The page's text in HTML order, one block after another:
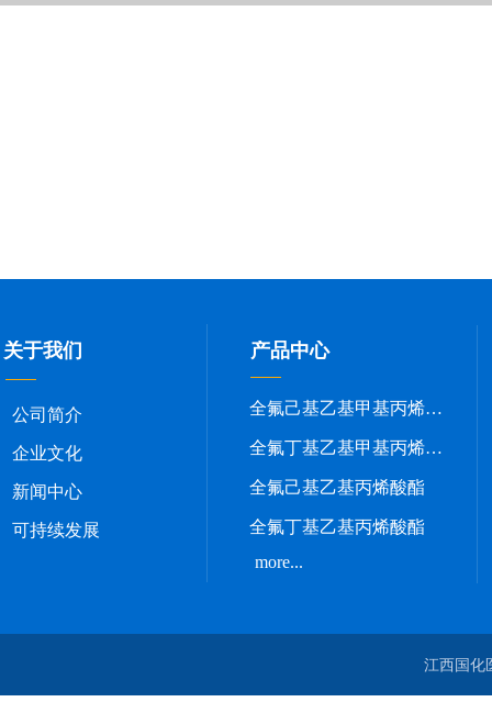
产品中心
关于我们
公司简介
企业文化
新闻中心
可持续发展
全氟己基乙基甲基丙烯酸酯
全氟丁基乙基甲基丙烯酸酯
全氟己基乙基丙烯酸酯
全氟丁基乙基丙烯酸酯
more...
江西国